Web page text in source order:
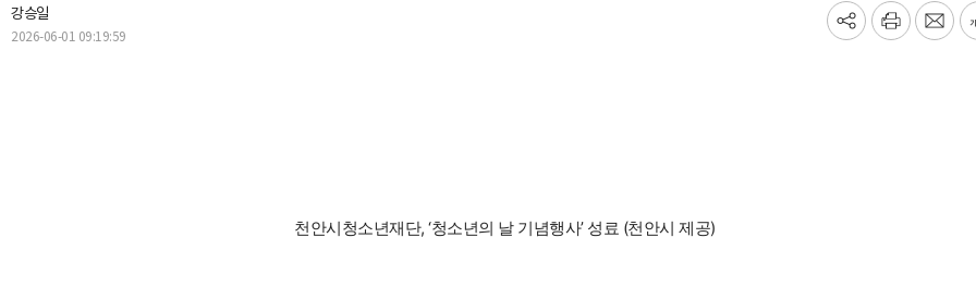
강승일
2026-06-01 09:19:59
기
프
메
천안시청소년재단, ‘청소년의 날 기념행사’ 성료 (천안시 제공)